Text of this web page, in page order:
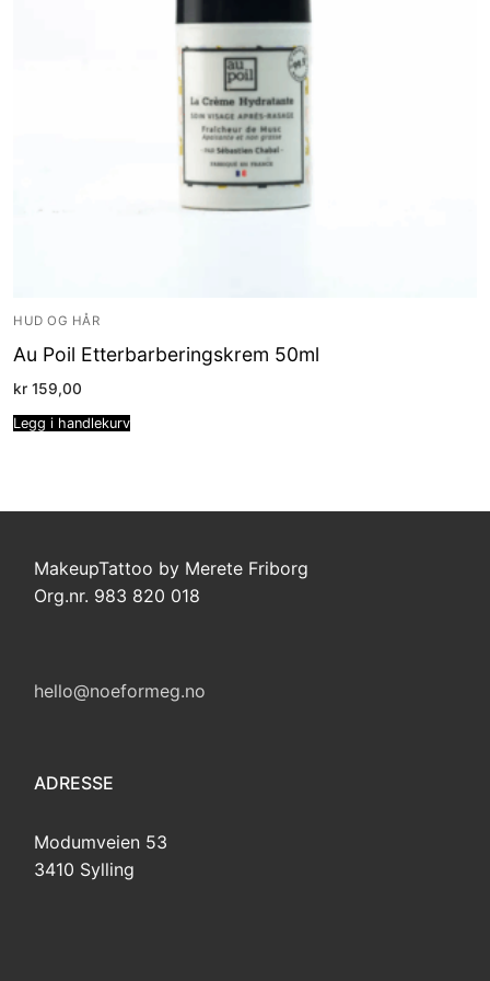
HUD OG HÅR
Au Poil Etterbarberingskrem 50ml
kr 159,00
Legg i handlekurv
MakeupTattoo by Merete Friborg
Org.nr. 983 820 018
hello@noeformeg.no
ADRESSE
Modumveien 53
3410 Sylling